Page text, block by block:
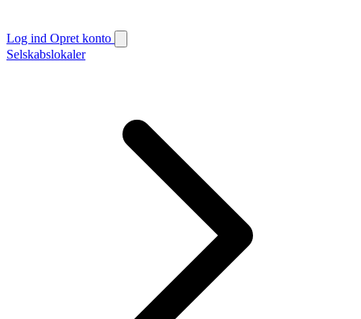
Log ind Opret konto
Selskabslokaler